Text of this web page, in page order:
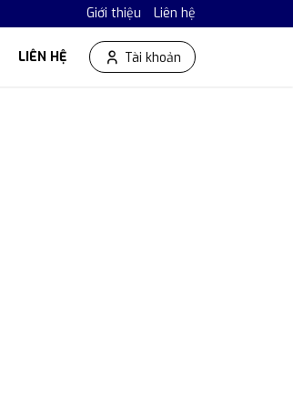
Giới thiệu Liên hệ
LIÊN HỆ Tài khoản